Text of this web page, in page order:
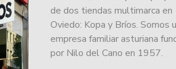
de dos tiendas multimarca en
Oviedo: Kopa y Bríos. Somos
empresa familiar asturiana
por Nilo del Cano en 1957.